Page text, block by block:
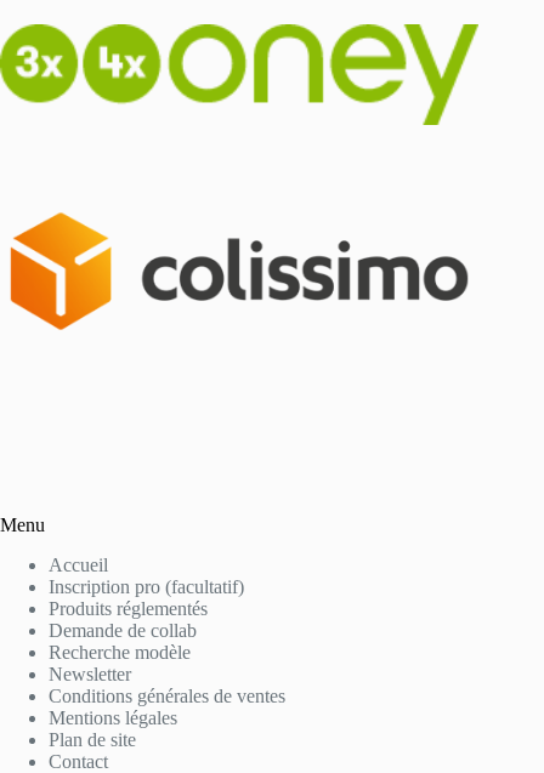
Menu
Accueil
Inscription pro (facultatif)
Produits réglementés
Demande de collab
Recherche modèle
Newsletter
Conditions générales de ventes
Mentions légales
Plan de site
Contact